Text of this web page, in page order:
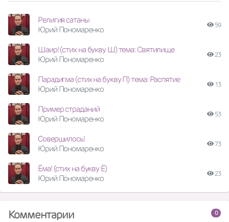
Религия сатаны
Юрий Пономаренко
59
Шаир! (стих на букву Ш) тема: Святилище
Юрий Пономаренко
23
Парадигма (стих на букву П) тема: Распятие
Юрий Пономаренко
13
Пример страданий
Юрий Пономаренко
53
Совершилось!
Юрий Пономаренко
73
Ёма! (стих на букву Ё)
Юрий Пономаренко
23
0
Комментарии